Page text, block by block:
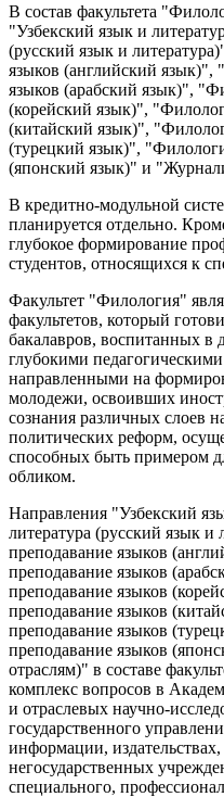
В состав факультета
"Узбекский язык и
(русский язык и
языков (английский язык)",
языков (арабский язык)",
(корейский язык)",
(китайский язык)",
(турецкий язык)",
(японский язык)" и
В кредитно-модульной
планируется отдельно.
глубокое формирование
студентов, относящихся к
Факультет "Филология"
факультетов, который
бакалавров, воспитанных в
глубокими
направленными на
молодежи, освоивших
сознания различных слоев
политических реформ,
способных быть примером
обликом.
Направления "Узбекский
литература (русский язык
преподавание языков
преподавание языков
преподавание языков
преподавание языков
преподавание языков
преподавание языков
отраслям)" в составе
комплекс вопросов в
и отраслевых научно-
государственного
информации,
негосударственных
специального,